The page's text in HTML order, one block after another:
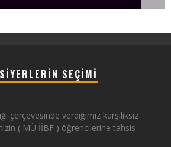
SEÇIMI
çerçevesinde verdiğimiz karşılıksız
( MÜ İİBF ) öğrencilerine tahsis